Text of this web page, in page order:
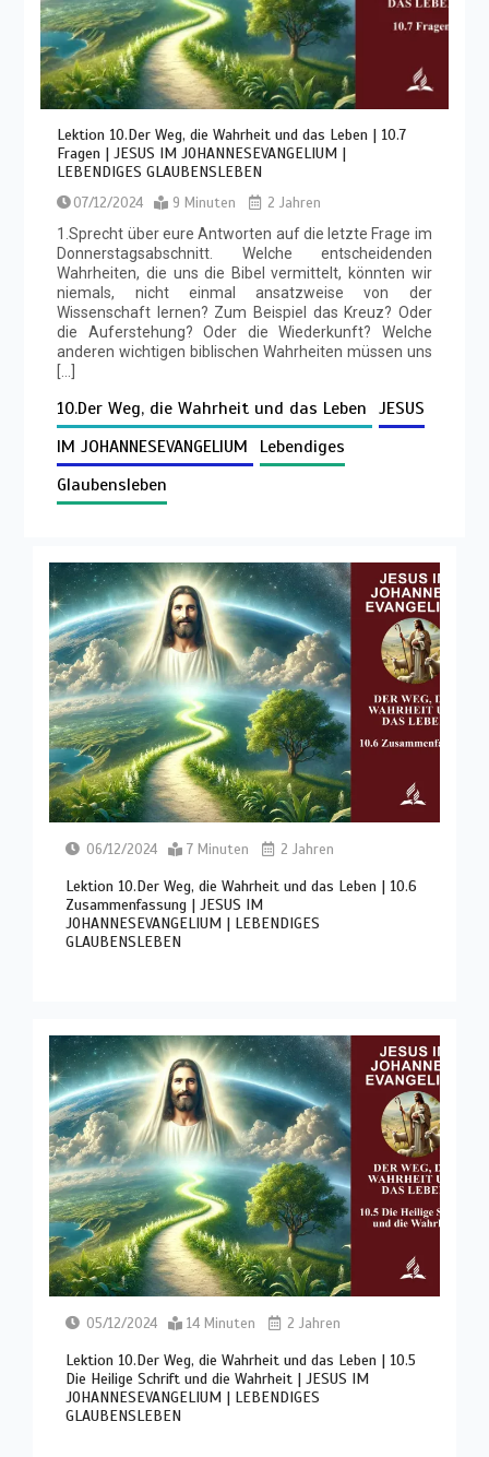
Lektion 10.Der Weg, die Wahrheit und das Leben | 10.7
Fragen | JESUS IM JOHANNESEVANGELIUM |
LEBENDIGES GLAUBENSLEBEN
07/12/2024 9 Minuten
2 Jahren
1.Sprecht über eure Antworten auf die letzte Frage im
Donnerstagsabschnitt. Welche entscheidenden
Wahrheiten, die uns die Bibel vermittelt, könnten wir
niemals, nicht einmal ansatzweise von der
Wissenschaft lernen? Zum Beispiel das Kreuz? Oder
die Auferstehung? Oder die Wiederkunft? Welche
anderen wichtigen biblischen Wahrheiten müssen uns
10.Der Weg, die Wahrheit und das Leben
JESUS
IM JOHANNESEVANGELIUM
Lebendiges
Glaubensleben
06/12/2024 7 Minuten 2 Jahren
Lektion 10.Der Weg, die Wahrheit und das Leben | 10.6
Zusammenfassung | JESUS IM
JOHANNESEVANGELIUM | LEBENDIGES
GLAUBENSLEBEN
05/12/2024 14 Minuten 2 Jahren
Lektion 10.Der Weg, die Wahrheit und das Leben | 10.5
Die Heilige Schrift und die Wahrheit | JESUS IM
JOHANNESEVANGELIUM | LEBENDIGES
GLAUBENSLEBEN